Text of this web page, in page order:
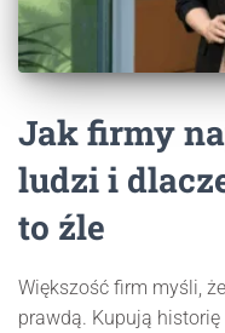
Jak firmy
ludzi i
to źle
Większość firm myśli,
prawdą. Kupują